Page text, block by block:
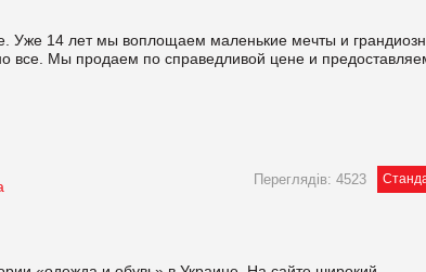
Уже 14 лет мы воплощаем маленькие мечты и
все. Мы продаем по справедливой цене и
Переглядів: 4523